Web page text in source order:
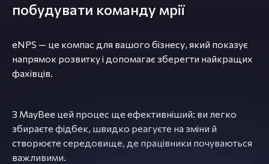
побудувати команду мрії
eNPS — це компас для вашого бізнесу, який показує
напрямок розвитку і допомагає зберегти найкращих
фахівців.
З MayBee цей процес ще ефективніший: ви легко
збираєте фідбек, швидко реагуєте на зміни й
створюєте середовище, де працівники почуваються
важливими.